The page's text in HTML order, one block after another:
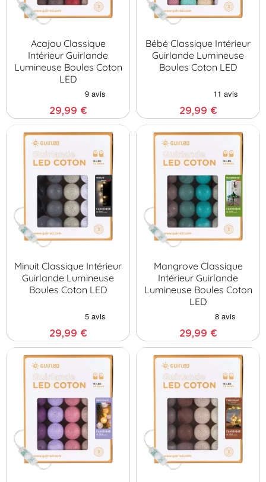
Acajou Classique
Intérieur Guirlande
Lumineuse Boules Coton
LED
29,99 €
Bébé Classique Intérieur
Guirlande Lumineuse
Boules Coton LED
29,99 €
Minuit Classique Intérieur
Guirlande Lumineuse
Boules Coton LED
29,99 €
Mangrove Classique
Intérieur Guirlande
Lumineuse Boules Coton
LED
29,99 €